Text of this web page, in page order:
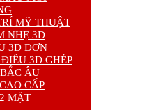
MỸ THUẬT
NHẸ 3D
3D ĐƠN
3D GHÉP
ÂU
CẤP
MẶT